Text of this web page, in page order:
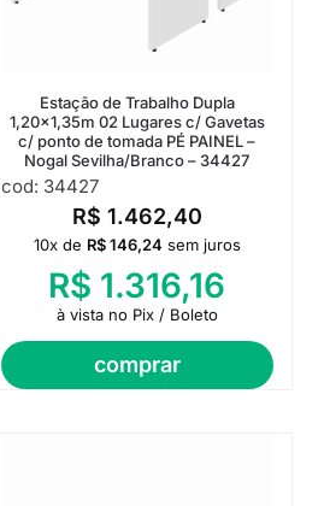
Estação de Trabalho Dupla
1,20×1,35m 02 Lugares c/ Gavetas
c/ ponto de tomada PÉ PAINEL –
Nogal Sevilha/Branco – 34427
cod: 34427
R$ 1.462,40
comprar
10x de R$146,24 sem juros
R$ 1.316,16
à vista no Pix / Boleto